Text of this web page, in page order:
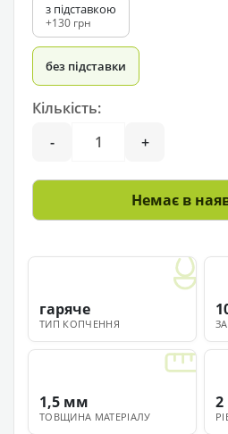
з підставкою
+130 грн
без підставки
Кількість:
-
+
Немає в
ТИП КОПЧЕННЯ
гаряче
ТОВЩИНА МАТЕРІАЛУ
1,5 мм 2